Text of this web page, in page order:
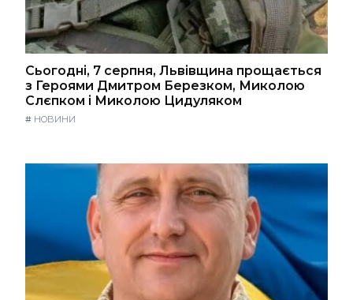
Сьогодні, 7 серпня, Львівщина прощається
з Героями Дмитром Березком, Миколою
Слєпком і Миколою Цидуляком
# НОВИНИ